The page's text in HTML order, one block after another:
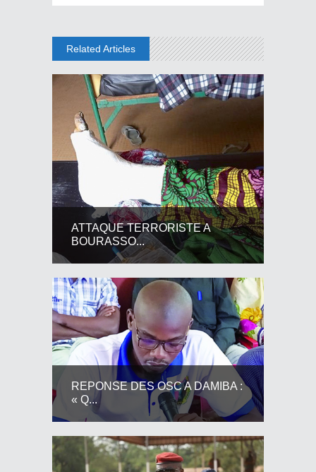
Related Articles
ATTAQUE TERRORISTE A
BOURASSO...
REPONSE DES OSC A DAMIBA :
« Q...